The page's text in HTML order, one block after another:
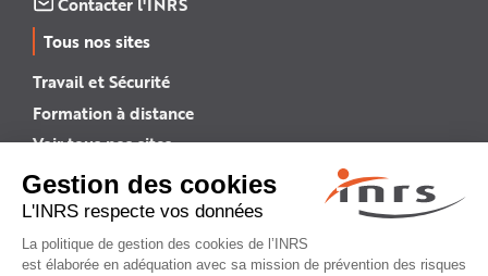
Tous nos sites
Travail et Sécurité
Formation à distance
Voir tous nos sites →
INRS English
INRS (english version)